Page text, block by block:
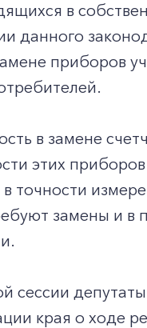
в
данного
приборов
в замене
этих
в точности
замены и в
сессии
края о ходе